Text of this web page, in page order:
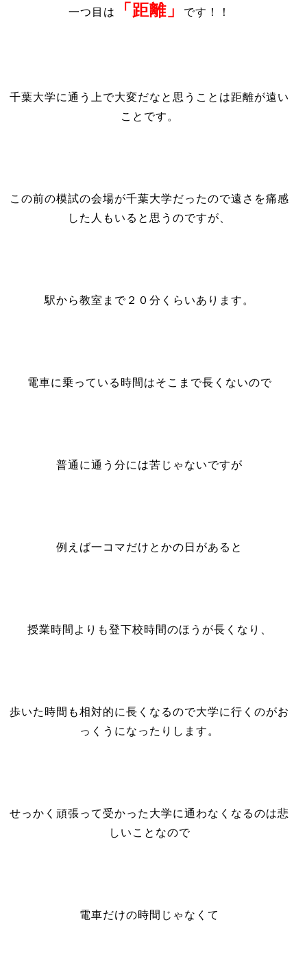
一つ目は 「距離」 です！！
千葉大学に通う上で大変だなと思うことは距離が遠い
ことです。
この前の模試の会場が千葉大学だったので遠さを痛感
した人もいると思うのですが、
駅から教室まで２０分くらいあります。
電車に乗っている時間はそこまで長くないので
普通に通う分には苦じゃないですが
例えば一コマだけとかの日があると
授業時間よりも登下校時間のほうが長くなり、
歩いた時間も相対的に長くなるので大学に行くのがお
っくうになったりします。
せっかく頑張って受かった大学に通わなくなるのは悲
しいことなので
電車だけの時間じゃなくて